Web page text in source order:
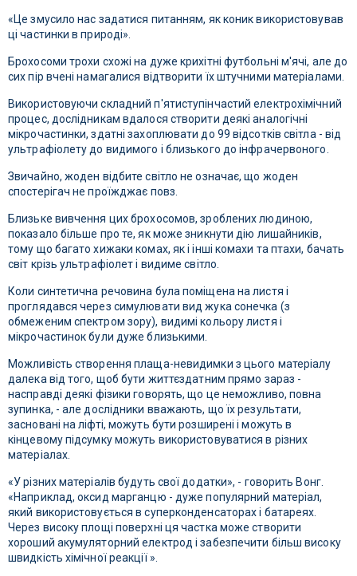
«Це змусило нас задатися питанням, як коник використовував
ці частинки в природі».
Брохосоми трохи схожі на дуже крихітні футбольні м'ячі, але до
сих пір вчені намагалися відтворити їх штучними матеріалами.
Використовуючи складний п'ятиступінчастий електрохімічний
процес, дослідникам вдалося створити деякі аналогічні
мікрочастинки, здатні захоплювати до 99 відсотків світла - від
ультрафіолету до видимого і близького до інфрачервоного.
Звичайно, жоден відбите світло не означає, що жоден
спостерігач не проїжджає повз.
Близьке вивчення цих брохосомов, зроблених людиною,
показало більше про те, як може зникнути дію лишайників,
тому що багато хижаки комах, як і інші комахи та птахи, бачать
світ крізь ультрафіолет і видиме світло.
Коли синтетична речовина була поміщена на листя і
проглядався через симулювати вид жука сонечка (з
обмеженим спектром зору), видимі кольору листя і
мікрочастинок були дуже близькими.
Можливість створення плаща-невидимки з цього матеріалу
далека від того, щоб бути життєздатним прямо зараз -
насправді деякі фізики говорять, що це неможливо, повна
зупинка, - але дослідники вважають, що їх результати,
засновані на ліфті, можуть бути розширені і можуть в
кінцевому підсумку можуть використовуватися в різних
матеріалах.
«У різних матеріалів будуть свої додатки», - говорить Вонг.
«Наприклад, оксид марганцю - дуже популярний матеріал,
який використовується в суперконденсаторах і батареях.
Через високу площі поверхні ця частка може створити
хороший акумуляторний електрод і забезпечити більш високу
швидкість хімічної реакції ».